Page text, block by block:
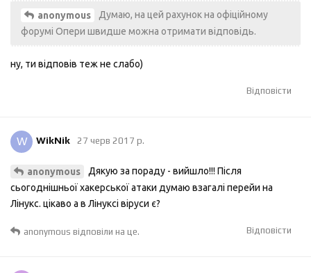
anonymous
Думаю, на цей рахунок на офіційному
форумі Опери швидше можна отримати відповідь.
ну, ти відповів теж не слабо)
Відповісти
W WikNik 27 черв 2017 р.
anonymous
Дякую за пораду - вийшло!!! Після
сьогоднішньої хакерської атаки думаю взагалі перейи на
Лінукс. цікаво а в Лінуксі віруси є?
Відповісти
anonymous відповіли на це.